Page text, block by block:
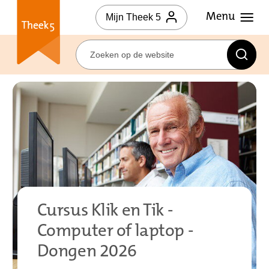
Mijn Theek 5
Cursus Klik en Tik -
Computer of laptop -
Dongen 2026